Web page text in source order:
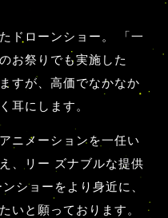
ドローンショー。
「一
お祭りでも実施した
すが、 高価でなかなか
耳にします。
ニメーションを一任い
、
リー ズナブルな提供
ンショーをより身近に、
いと願っております。